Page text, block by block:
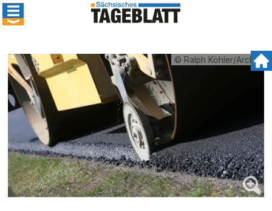
© Ralph Köhler/Archiv